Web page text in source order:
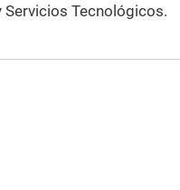
Tecnológicos.